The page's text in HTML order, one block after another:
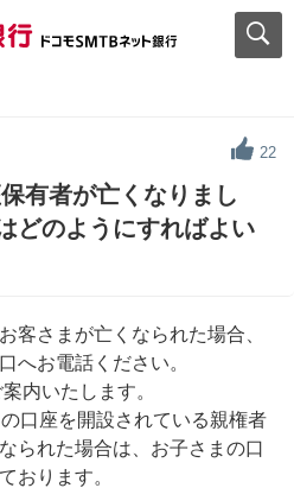
22
有者が亡くなりまし
どのようにすればよい
客さまが亡くなられた場合、
へお電話ください。
内いたします。
口座を開設されている親権者
られた場合は、お子さまの口
おります。